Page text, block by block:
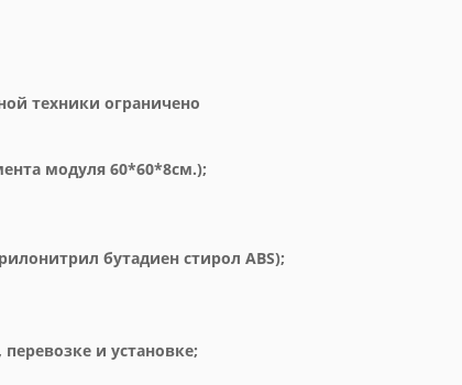
техники ограничено
модуля 60*60*8см.);
бутадиен стирол ABS);
и установке;